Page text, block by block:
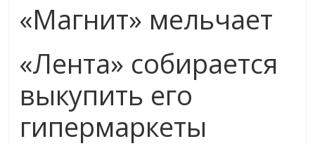
«Магнит» мельчает
«Лента» собирается
выкупить его
гипермаркеты